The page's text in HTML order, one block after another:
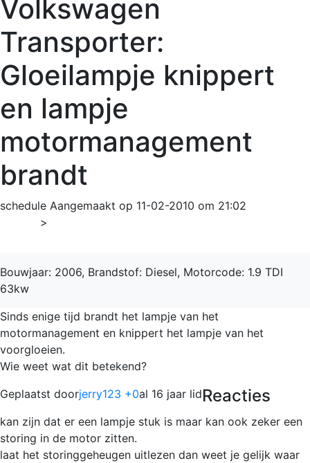
Volkswagen
Transporter:
Gloeilampje knippert
en lampje
motormanagement
brandt
schedule Aangemaakt op 11-02-2010 om 21:02
>
Bouwjaar: 2006, Brandstof: Diesel, Motorcode: 1.9 TDI
63kw
Sinds enige tijd brandt het lampje van het
motormanagement en knippert het lampje van het
voorgloeien.
Wie weet wat dit betekend?
Geplaatst doorjerry123 +0al 16 jaar lidReacties
kan zijn dat er een lampje stuk is maar kan ook zeker een
storing in de motor zitten.
laat het storinggeheugen uitlezen dan weet je gelijk waar